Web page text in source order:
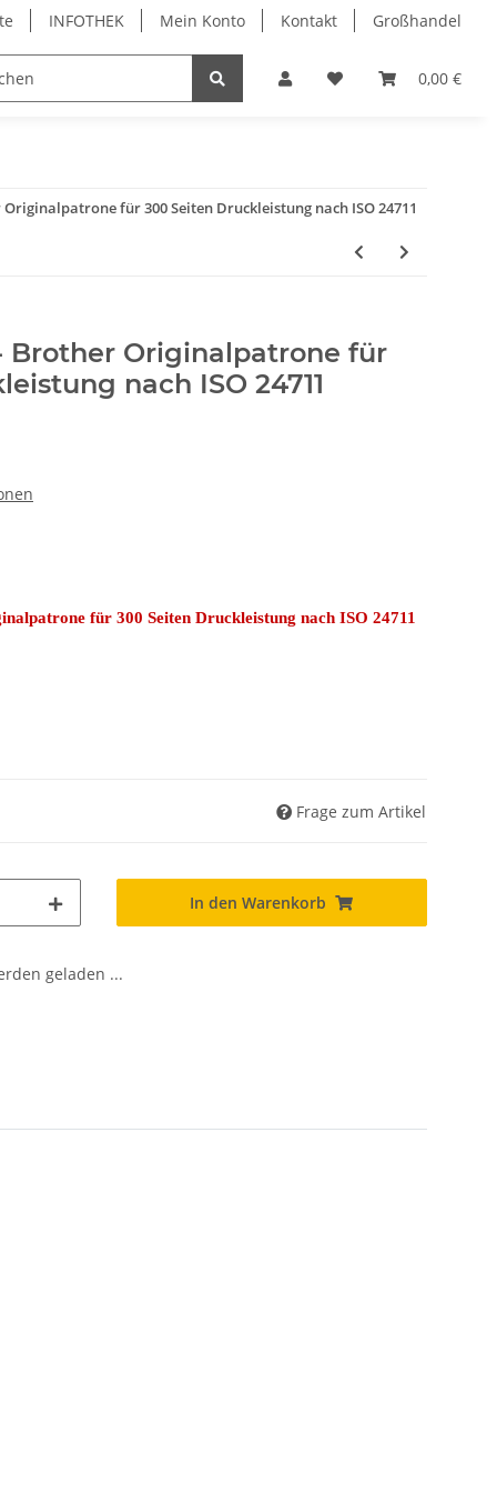
INFOTHEK Mein Konto Kontakt Großhandel
0,00 €
PVC Kartendrucker & Zubehör TiDis
für 300 Seiten Druckleistung nach ISO 24711
Brother Originalpatrone für
nach ISO 24711
für 300 Seiten Druckleistung nach ISO 24711
Frage zum Artikel
In den Warenkorb
geladen ...